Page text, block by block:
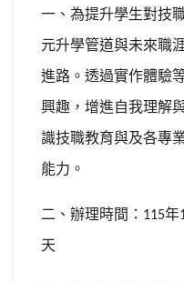
一、為提升學生對技
元升學管道與未來職
進路。透過實作體驗
興趣，增進自我理解
識技職教育與及各專
能力。
二、辦理時間： 115年
天